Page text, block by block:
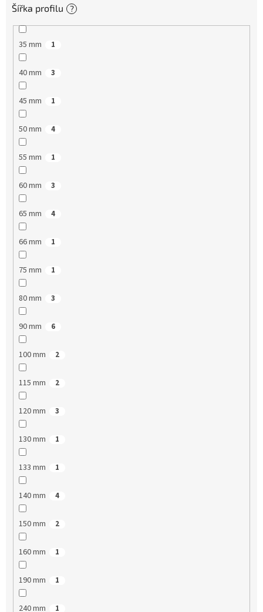
Šířka profilu ?
35 mm 1
40 mm 3
45 mm 1
50 mm 4
55 mm 1
60 mm 3
65 mm 4
66 mm 1
75 mm 1
80 mm 3
90 mm 6
100 mm 2
115 mm 2
120 mm 3
130 mm 1
133 mm 1
140 mm 4
150 mm 2
160 mm 1
190 mm 1
240 mm 1